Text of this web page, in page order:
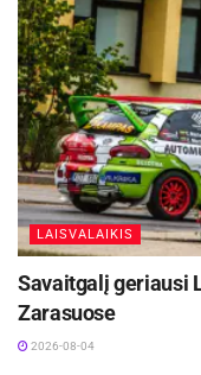
LAISVALAIKIS
Savaitgalį geriausi
Zarasuose
2026-08-04